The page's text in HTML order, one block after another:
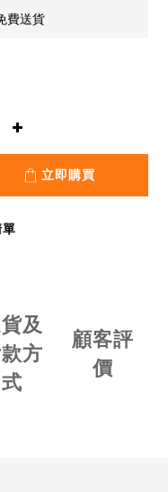
費送貨
立即購買
及
方
式
顧客評
價